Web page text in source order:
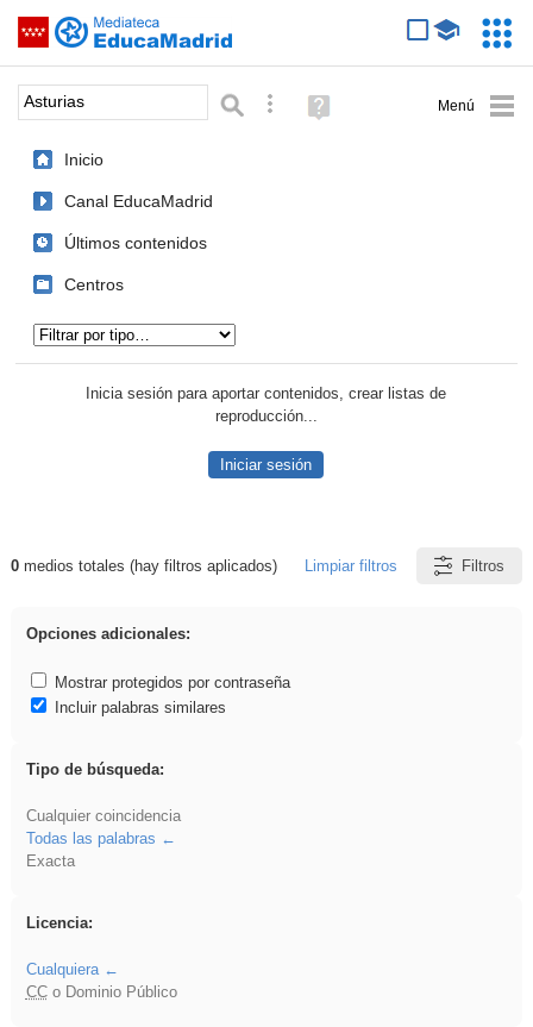
Saltar navegación
Palabra o frase: Búsqueda avanzada
Ayuda
(en
Inicio
Canal EducaMadrid
Últimos contenidos
Centros
Inicia sesión para aportar contenidos, crear listas de
reproducción...
Iniciar sesión
Resultados de: Asturias
0medios totales (hay filtros aplicados) Limpiar filtros Filtros
Opciones adicionales:
Mostrar protegidos por contraseña
Incluir palabras similares
Tipo de búsqueda:
Cualquier coincidencia
Todas las palabras
Exacta
Licencia:
Cualquiera
CCo Dominio Público